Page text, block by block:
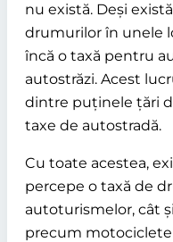
nu există. Deși
drumurilor în unele
încă o taxă pentru
autostrăzi. Acest
dintre puținele țări
taxe de autostradă.
Cu toate acestea,
percepe o taxă de
autoturismelor, cât
precum